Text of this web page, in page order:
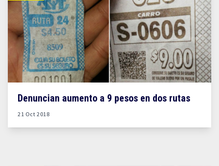
Denuncian aumento a 9 pesos en dos rutas
21 Oct 2018